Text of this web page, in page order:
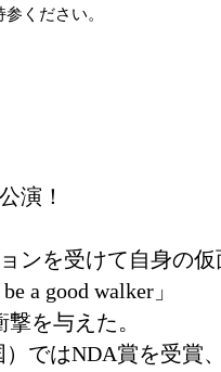
ください。
演！
ンを受けて自身の仮
a good walker」
を与えた。
ではNDA賞を受賞、